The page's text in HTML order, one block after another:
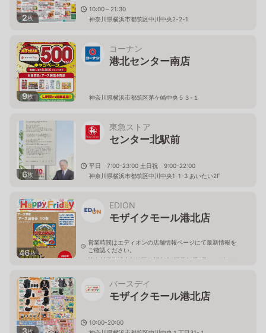
2枚
10:00～21:30
神奈川県横浜市都筑区中川中央2-2-1
9枚
コーナン
港北センター南店
神奈川県横浜市都筑区茅ケ崎中央５３-１
6枚
東急ストア
センター北駅前
平日 7:00-23:00 土日祝 9:00-22:00
神奈川県横浜市都筑区中川中央1-1-3 あいたい2F
46枚
EDION
モザイクモール港北店
営業時間はエディオンの店舗情報ページにて最新情報を
ご確認ください。
神奈川県横浜市都筑区中川中央1丁目31番1号 モザイク
3枚
バースデイ
モザイクモール港北店
10:00-20:00